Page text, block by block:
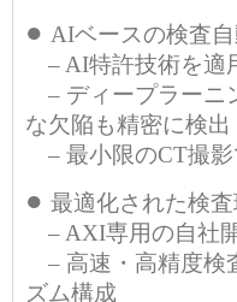
● AIベースの検査
– AI特許技術を適
– ディープラーニ
な欠陥も精密に検出
– 最小限のCT撮影
● 最適化された検
– AXI専用の自社
– 高速・高精度検
ズム構成